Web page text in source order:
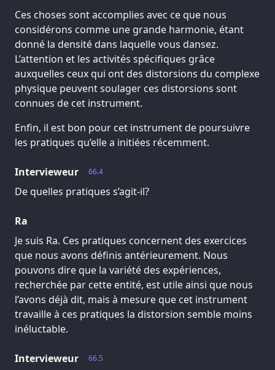
Ces choses sont accomplies avec ce que nous
considérons comme une grande harmonie, étant
donné la densité dans laquelle vous dansez.
L’attention et les activités spécifiques grâce
auxquelles ceux qui ont des distorsions du complexe
physique peuvent soulager ces distorsions sont
connues de cet instrument.
Enfin, il est bon pour cet instrument de poursuivre
les pratiques qu’elle a initiées récemment.
66.4
Intervieweur
De quelles pratiques s’agit-il?
Ra
Je suis Ra. Ces pratiques concernent des exercices
que nous avons définis antérieurement. Nous
pouvons dire que la variété des expériences,
recherchée par cette entité, est utile ainsi que nous
l’avons déjà dit, mais à mesure que cet instrument
travaille à ces pratiques la distorsion semble moins
inéluctable.
66.5
Intervieweur